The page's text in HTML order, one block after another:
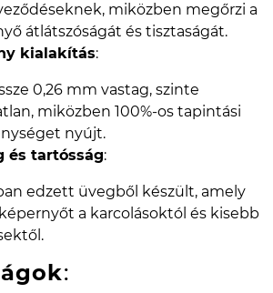
miközben megőrzi a
átlátszóságát és tisztaságát.
kialakítás:
0,26 mm vastag, szinte
miközben 100%-os tapintási
nyújt.
és tartósság:
edzett üvegből készült, amely
a karcolásoktól és kisebb
: